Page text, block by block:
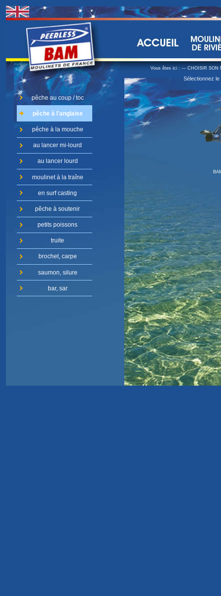
pêche au coup / toc
pêche à l'anglaise
pêche à la mouche
au lancer mi-lourd
au lancer lourd
moulinet à la traîne
en surf casting
pêche à soutenir
petits poissons
truite
brochet, carpe
saumon, silure
bar, sar
Sélectionnez
Vous êtes ici : --- CHOISIR SON